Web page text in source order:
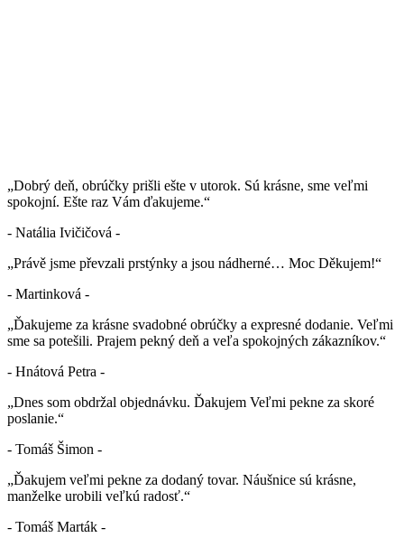
„Dobrý deň, obrúčky prišli ešte v utorok. Sú krásne, sme veľmi
spokojní. Ešte raz Vám ďakujeme.“
- Natália Ivičičová -
„Právě jsme převzali prstýnky a jsou nádherné… Moc Děkujem!“
- Martinková -
„Ďakujeme za krásne svadobné obrúčky a expresné dodanie. Veľmi
sme sa potešili. Prajem pekný deň a veľa spokojných zákazníkov.“
- Hnátová Petra -
„Dnes som obdržal objednávku. Ďakujem Veľmi pekne za skoré
poslanie.“
- Tomáš Šimon -
„Ďakujem veľmi pekne za dodaný tovar. Náušnice sú krásne,
manželke urobili veľkú radosť.“
- Tomáš Marták -